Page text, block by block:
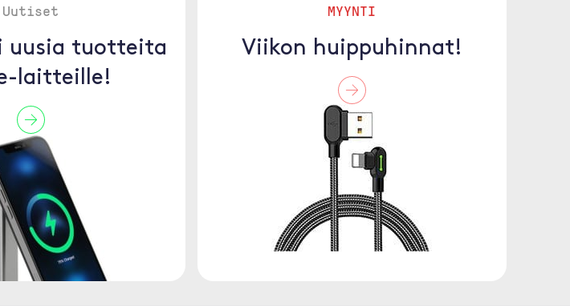
Uutiset
uusia tuotteita
laitteille!
MYYNTI
Viikon huippuhinnat!